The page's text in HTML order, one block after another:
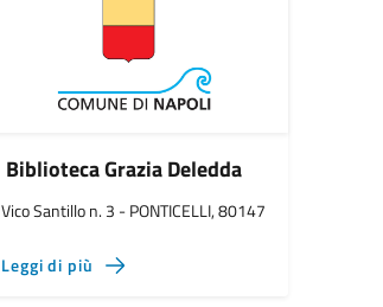
Biblioteca Grazia Deledda
Vico Santillo n. 3 - PONTICELLI, 80147
Leggi di più